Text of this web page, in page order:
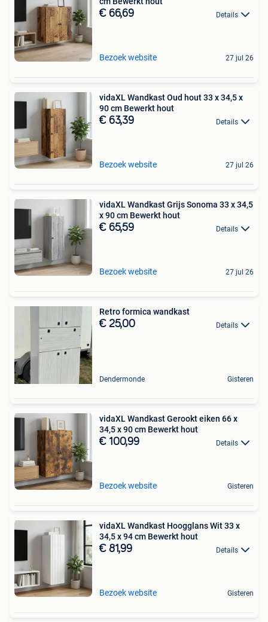
€ 66,69 Details
Bezoek website 27 jul 26
vidaXL Wandkast Oud hout 33 x 34,5 x
90 cm Bewerkt hout
€ 63,39 Details
Bezoek website 27 jul 26
vidaXL Wandkast Grijs Sonoma 33 x 34,5
x 90 cm Bewerkt hout
€ 65,59 Details
Bezoek website 27 jul 26
Retro formica wandkast
€ 25,00 Details
Dendermonde Gisteren
vidaXL Wandkast Gerookt eiken 66 x
34,5 x 90 cm Bewerkt hout
€ 100,99 Details
Bezoek website Gisteren
vidaXL Wandkast Hoogglans Wit 33 x
34,5 x 94 cm Bewerkt hout
€ 81,99 Details
Bezoek website Gisteren